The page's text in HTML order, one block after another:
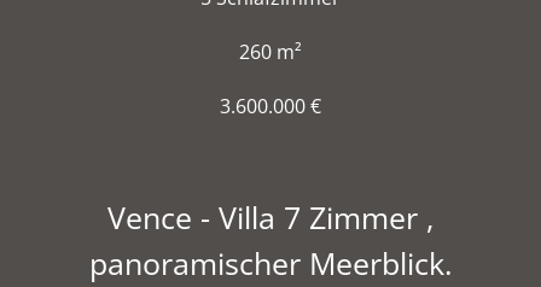
260 m²
3.600.000 €
Vence - Villa 7 Zimmer ,
panoramischer Meerblick.